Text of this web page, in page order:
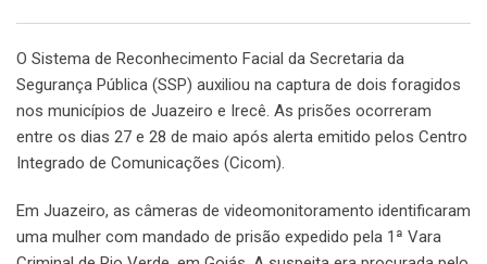
O Sistema de Reconhecimento Facial da Secretaria da
Segurança Pública (SSP) auxiliou na captura de dois foragidos
nos municípios de Juazeiro e Irecê. As prisões ocorreram
entre os dias 27 e 28 de maio após alerta emitido pelos Centro
Integrado de Comunicações (Cicom).
Em Juazeiro, as câmeras de videomonitoramento identificaram
uma mulher com mandado de prisão expedido pela 1ª Vara